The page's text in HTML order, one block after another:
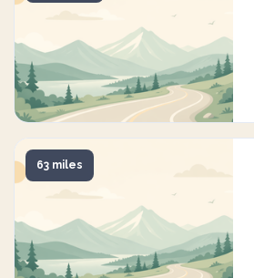
63 miles